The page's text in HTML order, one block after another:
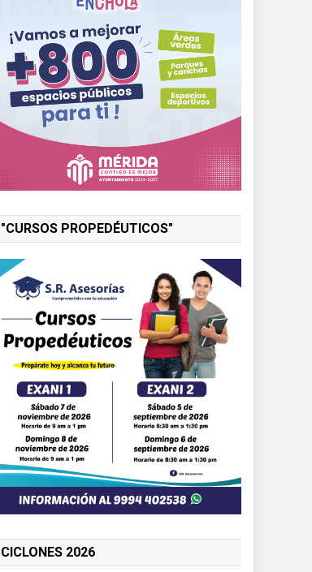
"CURSOS PROPEDÉUTICOS"
CICLONES 2026